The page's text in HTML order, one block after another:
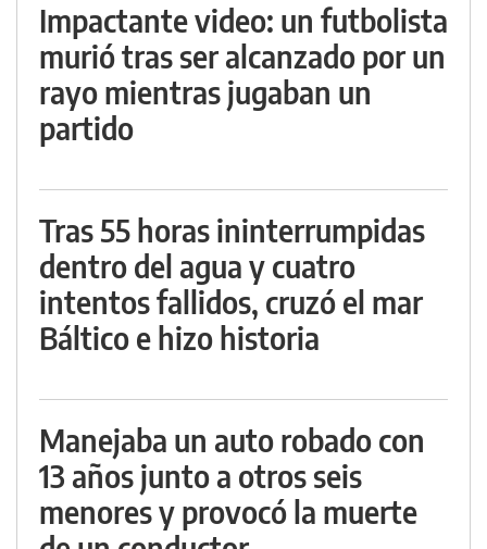
Impactante video: un futbolista
murió tras ser alcanzado por un
rayo mientras jugaban un
partido
Tras 55 horas ininterrumpidas
dentro del agua y cuatro
intentos fallidos, cruzó el mar
Báltico e hizo historia
Manejaba un auto robado con
13 años junto a otros seis
menores y provocó la muerte